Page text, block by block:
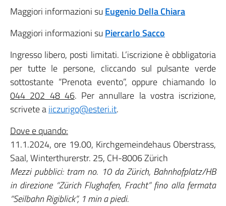
Maggiori informazioni su Eugenio Della Chiara
Maggiori informazioni su Piercarlo Sacco
Ingresso libero, posti limitati. L’iscrizione è obbligatoria
per tutte le persone, cliccando sul pulsante verde
sottostante “Prenota evento”, oppure chiamando lo
044 202 48 46. Per annullare la vostra iscrizione,
scrivete aiiczurigo@esteri.it.
Dove e quando:
11.1.2024, ore 19.00, Kirchgemeindehaus Oberstrass,
Saal, Winterthurerstr. 25, CH-8006 Zürich
Mezzi pubblici: tram no. 10 da Zürich, Bahnhofplatz/HB
in direzione “Zürich Flughafen, Fracht” fino alla fermata
“Seilbahn Rigiblick”, 1 min a piedi.